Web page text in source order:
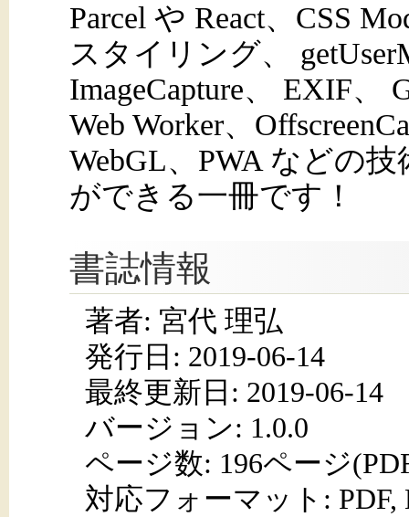
Parcel や React、CSS
スタイリング、
ImageCapture、 EXIF、
Web Worker、
WebGL、PWA などの
ができる一冊です！
書誌情報
著者: ​宮代 理弘
発行日: 2019-06-14
最終更新日: 2019-06-14
バージョン: 1.0.0
ページ数: 196ページ
対応フォーマット: PDF,